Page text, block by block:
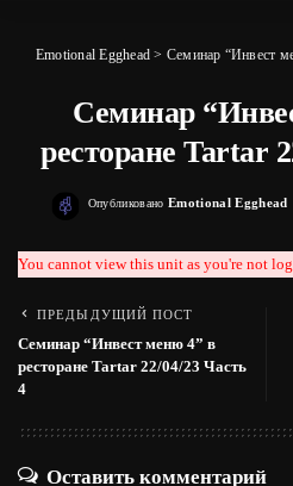
Emotional Egghead > Семинар “Инвест меню
Семинар
ресторане Tartar
Posted
Опубликовано Emotional Egghead
You cannot view this unit as you're not
ПРЕДЫДУЩИЙ ПОСТ
Семинар “Инвест меню 4” в
ресторане Tartar 22/04/23 Часть
4
Оставить комментарий